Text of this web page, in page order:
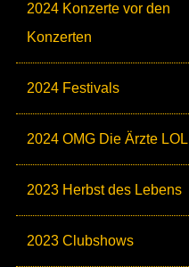
2024 Konzerte vor den
Konzerten
2024 Festivals
2024 OMG Die Ärzte LOL
2023 Herbst des Lebens
2023 Clubshows